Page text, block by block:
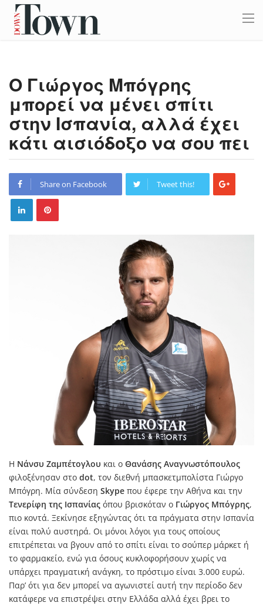
Ο Γιώργος Μπόγρης
μπορεί να μένει σπίτι
στην Ισπανία, αλλά έχει
κάτι αισιόδοξο να σου πει
Share on Facebook Tweet this!
Η Νάνσυ Ζαμπέτογλου και ο Θανάσης Αναγνωστόπουλος
φιλοξένησαν στο dot, τον διεθνή μπασκετμπολίστα Γιώργο
Μπόγρη. Μία σύνδεση Skype που έφερε την Αθήνα και την
Τενερίφη της Ισπανίας όπου βρισκόταν ο Γιώργος Μπόγρης,
πιο κοντά. Ξεκίνησε εξηγώντας ότι τα πράγματα στην Ισπανία
είναι πολύ αυστηρά. Οι μόνοι λόγοι για τους οποίους
επιτρέπεται να βγουν από το σπίτι είναι το σούπερ μάρκετ ή
το φαρμακείο, ενώ για όσους κυκλοφορήσουν χωρίς να
υπάρχει πραγματική ανάγκη, το πρόστιμο είναι 3.000 ευρώ.
Παρ’ ότι για δεν μπορεί να αγωνιστεί αυτή την περίοδο δεν
κατάφερε να επιστρέψει στην Ελλάδα αλλά έχει βρει το